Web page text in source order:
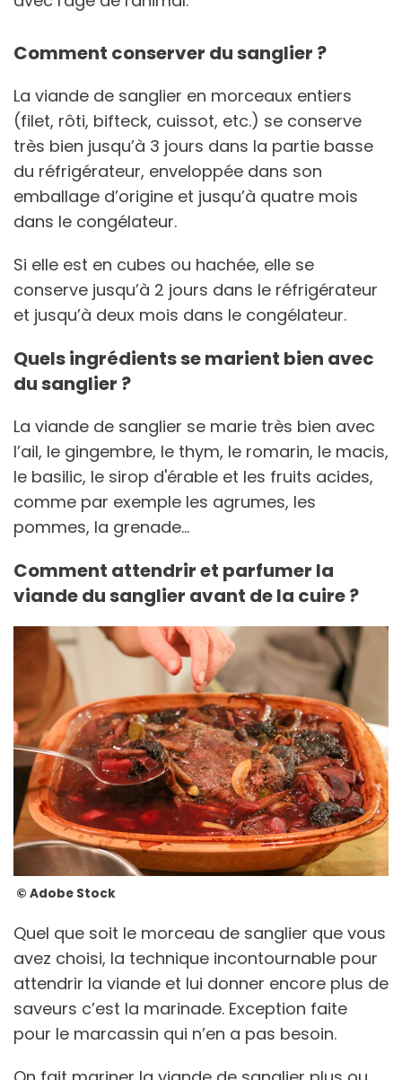
Comment conserver du sanglier ?
La viande de sanglier en morceaux entiers
(filet, rôti, bifteck, cuissot, etc.) se conserve
très bien jusqu’à 3 jours dans la partie basse
du réfrigérateur, enveloppée dans son
emballage d’origine et jusqu’à quatre mois
dans le congélateur.
Si elle est en cubes ou hachée, elle se
conserve jusqu’à 2 jours dans le réfrigérateur
et jusqu’à deux mois dans le congélateur.
Quels ingrédients se marient bien avec
du sanglier ?
La viande de sanglier se marie très bien avec
l’ail, le gingembre, le thym, le romarin, le macis,
le basilic, le sirop d'érable et les fruits acides,
comme par exemple les agrumes, les
pommes, la grenade…
Comment attendrir et parfumer la
viande du sanglier avant de la cuire ?
© Adobe Stock
Quel que soit le morceau de sanglier que vous
avez choisi, la technique incontournable pour
attendrir la viande et lui donner encore plus de
saveurs c’est la marinade. Exception faite
pour le marcassin qui n’en a pas besoin.